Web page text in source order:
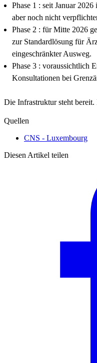
Phase 1 : seit Januar
aber noch nicht
Phase 2 : für Mitte 2026
zur Standardlösung für
eingeschränkter Ausweg.
Phase 3 : voraussichtlich
Konsultationen bei
Die Infrastruktur steht
Quellen
CNS - Luxembourg
Diesen Artikel teilen